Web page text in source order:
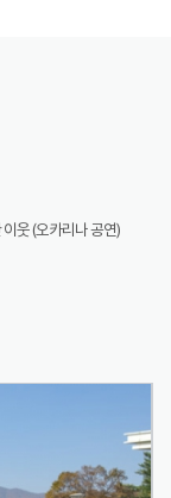
웃 (오카리나 공연)